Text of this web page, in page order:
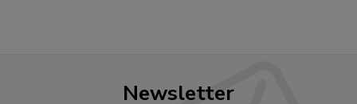
Newsletter